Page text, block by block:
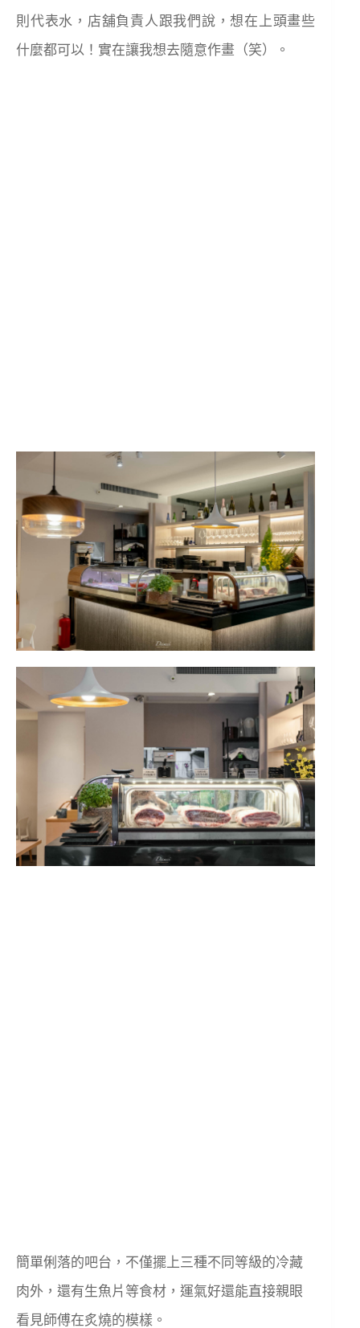
則代表水，店舖負責人跟我們說，想在上頭畫些
什麼都可以！實在讓我想去隨意作畫（笑）。
簡單俐落的吧台，不僅擺上三種不同等級的冷藏
肉外，還有生魚片等食材，運氣好還能直接親眼
看見師傅在炙燒的模樣。